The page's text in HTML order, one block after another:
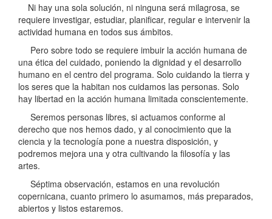
Ni hay una sola solución, ni ninguna será milagrosa, se
requiere investigar, estudiar, planificar, regular e intervenir la
actividad humana en todos sus ámbitos.
Pero sobre todo se requiere imbuir la acción humana de
una ética del cuidado, poniendo la dignidad y el desarrollo
humano en el centro del programa. Solo cuidando la tierra y
los seres que la habitan nos cuidamos las personas. Solo
hay libertad en la acción humana limitada conscientemente.
Seremos personas libres, si actuamos conforme al
derecho que nos hemos dado, y al conocimiento que la
ciencia y la tecnología pone a nuestra disposición, y
podremos mejora una y otra cultivando la filosofía y las
artes.
Séptima observación, estamos en una revolución
copernicana, cuanto primero lo asumamos, más preparados,
abiertos y listos estaremos.